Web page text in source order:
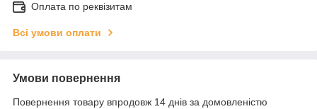
Оплата по реквізитам
Всі умови оплати
Умови повернення
Повернення товару впродовж 14 днів за домовленістю